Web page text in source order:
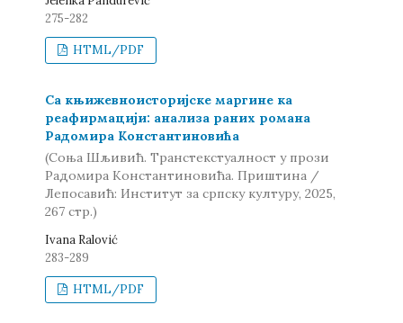
275-282
HTML/PDF
Са књижевноисторијске маргине ка
реафирмацији: анализа раних романа
Радомира Константиновића
(Соња Шљивић. Транстекстуалност у прози
Радомира Константиновића. Приштина /
Лепосавић: Институт за српску културу, 2025,
267 стр.)
Ivana Ralović
283-289
HTML/PDF